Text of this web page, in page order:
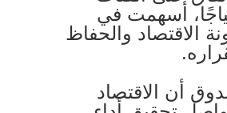
أسهمت في
الاقتصاد والحفاظ
أن الاقتصاد